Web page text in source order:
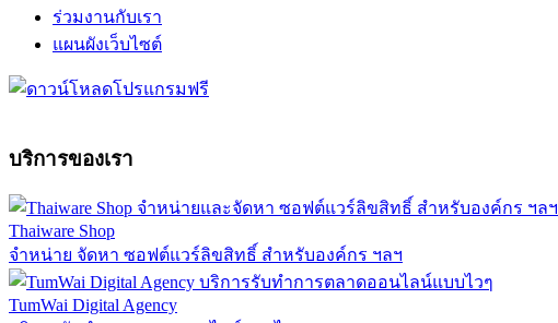
ร่วมงานกับเรา
แผนผังเว็บไซต์
บริการของเรา
Thaiware Shop
จำหน่าย จัดหา ซอฟต์แวร์ลิขสิทธิ์ สำหรับองค์กร ฯลฯ
TumWai Digital Agency